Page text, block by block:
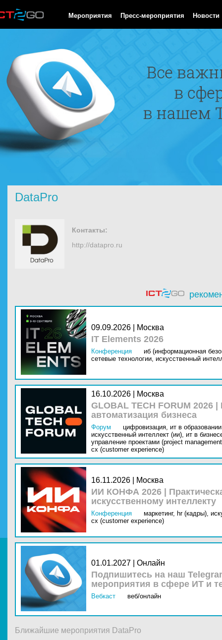
Мероприятия Пресс-мероприятия Новости
DataPro
Контакты:
http://datapro.ru
09.09.2026 | Москва
IT Elements 2026
Конференция
иб (информационная
сетевые технологии, искусственный
16.10.2026 | Москва
GLOBAL TECH FORUM
автоматизация бизнеса
Форум цифровизация, ит в
искусственный интеллект (ии), ит в
управление проектами (project
cx (customer experience)
16.11.2026 | Москва
ИИ КОНФА 2026 |
искусственному интеллекту
Конференция маркетинг, hr (кадры),
cx (customer experience)
01.01.2027 | Онлайн
Подпишитесь на наш
мероприятия в сфере ИТ и
Вебкаст веб/онлайн
Ближайшие мероприятия DataPro